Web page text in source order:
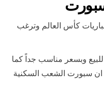
كأس العالم وترغب
نحن نوفر لكم أفضل رسيفر bein 4k للبيع وبسعر مناسب جداً كما
ان سبورت الشعب السكنية